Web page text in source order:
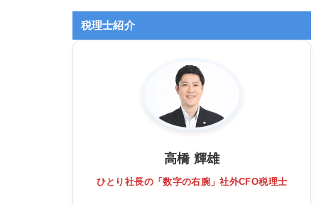
税理士紹介
高橋 輝雄
ひとり社長の「数字の右腕」社外CFO税理士